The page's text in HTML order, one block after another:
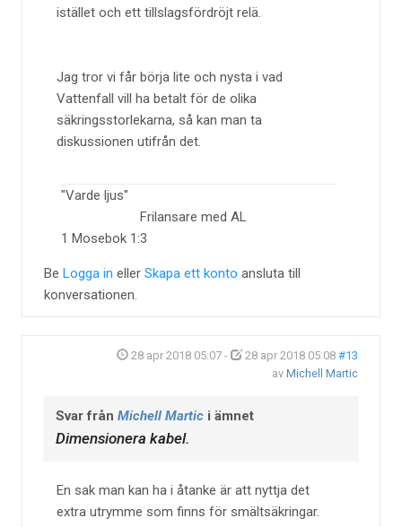
istället och ett tillslagsfördröjt relä.
Jag tror vi får börja lite och nysta i vad
Vattenfall vill ha betalt för de olika
säkringsstorlekarna, så kan man ta
diskussionen utifrån det.
"Varde ljus"
Frilansare med AL
1 Mosebok 1:3
Be Logga in eller Skapa ett konto ansluta till
konversationen.
28 apr 2018 05:07 - 28 apr 2018 05:08 #13
av Michell Martic
Svar från Michell Martic i ämnet
Dimensionera kabel.
En sak man kan ha i åtanke är att nyttja det
extra utrymme som finns för smältsäkringar.